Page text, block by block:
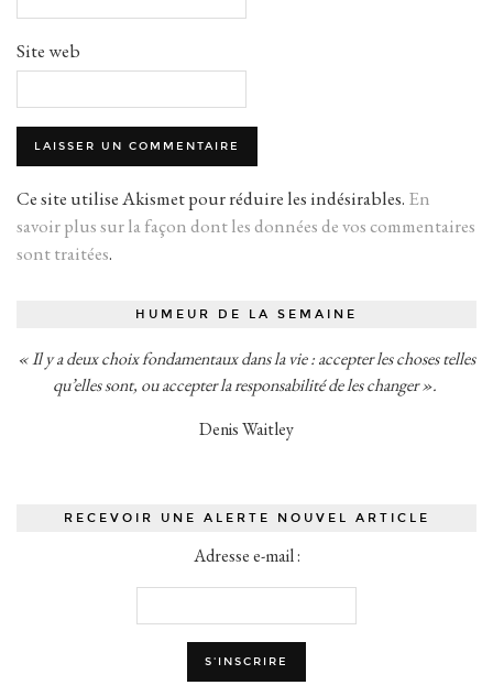
Site web
Ce site utilise Akismet pour réduire les indésirables. En
savoir plus sur la façon dont les données de vos commentaires
sont traitées.
HUMEUR DE LA SEMAINE
« Il y a deux choix fondamentaux dans la vie : accepter les choses telles
qu’elles sont, ou accepter la responsabilité de les changer ».
Denis Waitley
RECEVOIR UNE ALERTE NOUVEL ARTICLE
Adresse e-mail :